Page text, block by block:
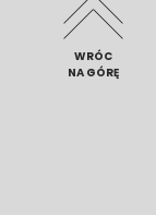
WRÓC
NA GÓRĘ